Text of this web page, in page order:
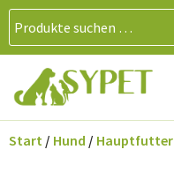
Start / Hund / Hauptfutter